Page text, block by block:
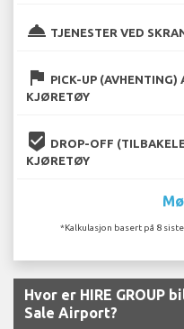
room_service TJENESTER VED
flag PICK-UP (AVHENTING)
KJØRETØY
beenhere DROP-OFF
KJØRETØY
*Kalkulasjon basert på 8
Hvor er HIRE GROUP
Sale Airport?